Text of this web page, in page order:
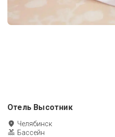
Отель Высотник
Челябинск
Бассейн